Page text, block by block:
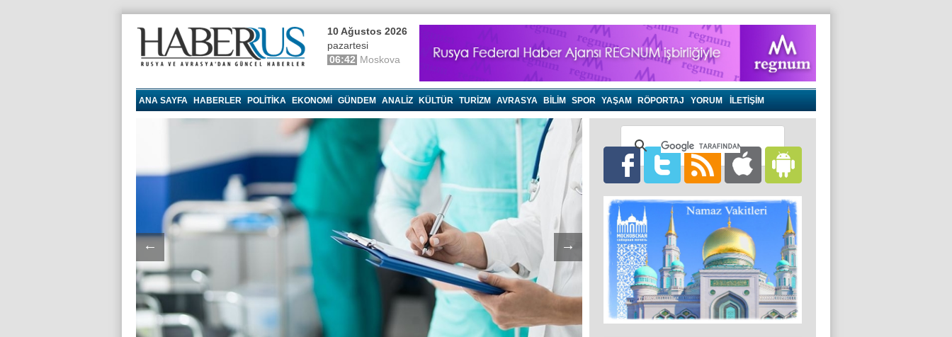
10 Ağustos 2026
pazartesi
06:42 Moskova
ANA SAYFA HABERLER POLITIKA EKONOMI GÜNDEM ANALIZ KÜLTÜR TURIZM AVRASYA BILIM SPOR YAŞAM RÖPORTAJ YORUM İLETİŞİM
← →